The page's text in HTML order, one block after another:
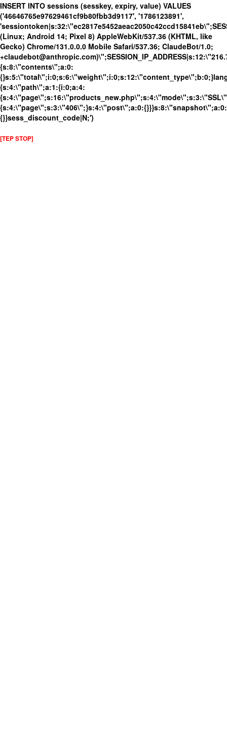
INSERT INTO sessions (sesskey, expiry, value) VALUES
('46646765e97629461cf9b80fbb3d9117', '1786123891',
(Linux; Android 14; Pixel 8) AppleWebKit/537.36 (KHTML, like
Gecko) Chrome/131.0.0.0 Mobile Safari/537.36; ClaudeBot/1.0;
{s:8:\"contents\";a:0:
{s:4:\"path\";a:1:{i:0;a:4:
{s:4:\"page\";s:3:\"406\";}s:4:\"post\";a:0:{}}}s:8:\"snapshot\";a:0:
{}}sess_discount_code|N;')
[TEP STOP]